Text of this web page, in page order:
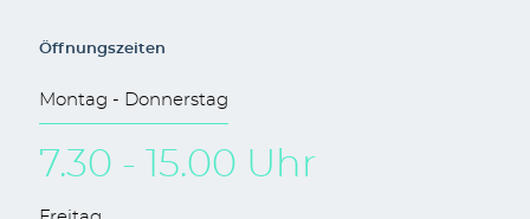
Öffnungszeiten
Montag - Donnerstag
7.30 - 15.00 Uhr